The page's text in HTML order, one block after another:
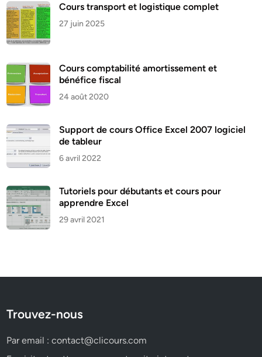
Cours transport et logistique complet
27 juin 2025
Cours comptabilité amortissement et
bénéfice fiscal
24 août 2020
Support de cours Office Excel 2007 logiciel
de tableur
6 avril 2022
Tutoriels pour débutants et cours pour
apprendre Excel
29 avril 2021
Trouvez-nous
Par email :contact@clicours.com